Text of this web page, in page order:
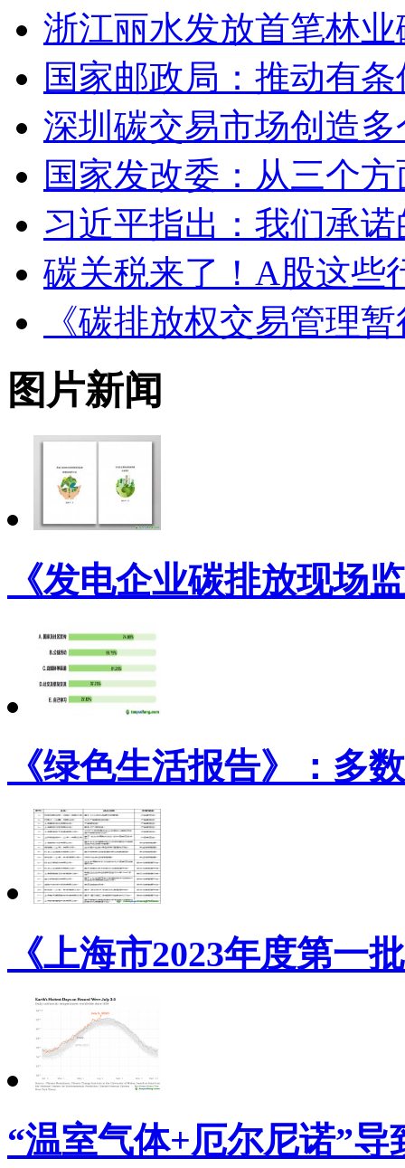
浙江丽水发放首笔林
国家邮政局：推动有
深圳碳交易市场创造
国家发改委：从三个
习近平指出：我们承
碳关税来了！A股这些
《碳排放权交易管理
图片新闻
《发电企业碳排放现场
《绿色生活报告》：多
《上海市2023年度第一
“温室气体+厄尔尼诺”